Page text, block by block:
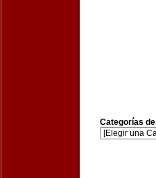
Categorías